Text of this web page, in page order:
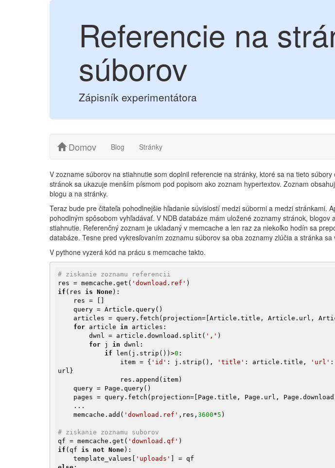
Referencie na
súborov
Zápisník experimentátora
Domov Blog Stránky
V zozname súborov na stiahnutie som doplnil referencie na stránky, ktoré sa na tieto súbory
stránok sa ukazuje menším písmom pod popisom ako zoznam hypertextov. Zoznam
blogu a na stránky.
Teraz bude pre čitateľa pohodlnejšie hľadanie súvislostí medzi súbormi a medzi stránkami.
pohodlným spôsobom vyhľadávať. V NDB databáze mám uložené zoznamy stránok, blogov
stiahnutie. Referenčný zoznam je ukladaný v memcache a len raz za niekoľko hodín sa
databáze. Tesne pred vykresľovaním zoznamu súborov sa oba zoznamy zlúčia a stránka sa
V pythone vyzerá kód na prácu s memcache takto.
# ziskanie zoznamu referencii
res = memcache.get( 'download.ref'
if (res is None):
for article in articles:
        dwnl = article.download.split(
',' )
for j in dwnl:
if len(j.strip())>0 :
                item = {
'id' : j.strip(), 'title' : article.title, 'url' :
url}
    memcache.add(
'download.ref' ,res, 3600*5 )
# ziskanie zoznamu suborov
qf = memcache.get( 'download.qf'
if (qf is not None):
    template_values[
'uploads'